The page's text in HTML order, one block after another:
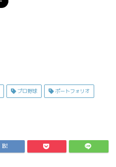
プロ野球 ポートフォリオ